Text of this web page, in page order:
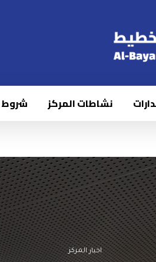
نشاطات المركز شروط
اخبار المركز